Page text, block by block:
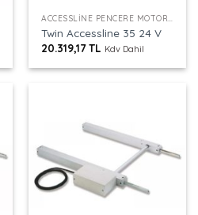
ACCESSLINE PENCERE MOTORU
Twin Accessline 35 24 V
20.319,17TL Kdv Dahil